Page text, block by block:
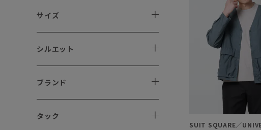
サイズ
シルエット
ブランド
タック